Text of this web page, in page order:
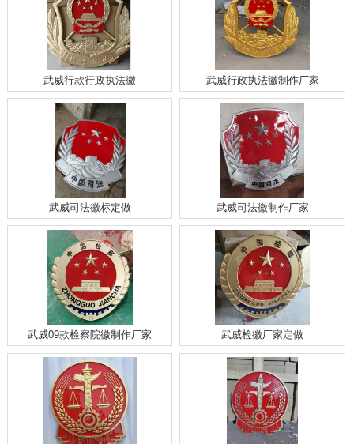
武威行款行政执法徽 武威行政执法徽制作厂家
武威司法徽标定做 武威司法徽制作厂家
武威09款检察院徽制作厂家 武威检徽厂家定做